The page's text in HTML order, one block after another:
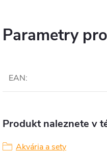
Parametry
EAN:
Produkt naleznete v
Akvária a sety